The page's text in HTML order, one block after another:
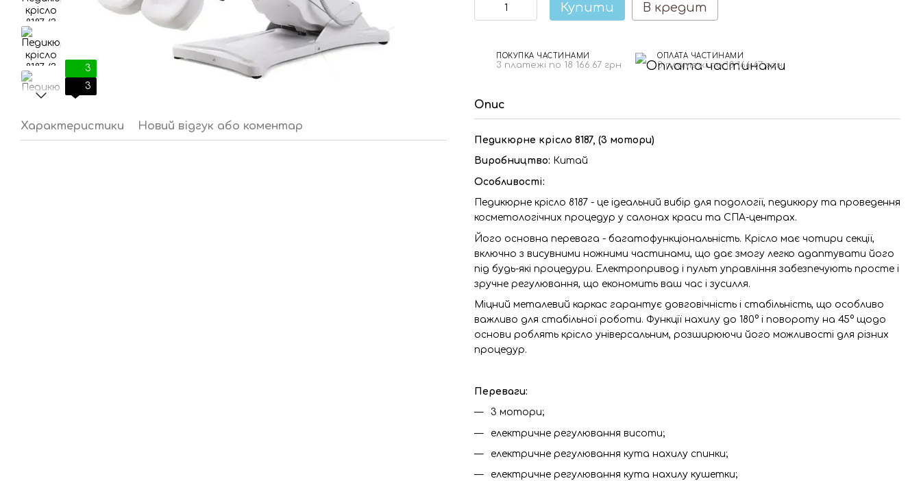
3
3
Характеристики Новий відгук або коментар
Купити В кредит
ПОКУПКА ЧАСТИНАМИ
3 платежі по 18 166.67 грн
ОПЛАТА ЧАСТИНАМИ
3 платежі по 18 166.67 грн
Опис
Педикюрне крісло 8187, (3 мотори)
Виробництво: Китай
Особливості:
Педикюрне крісло 8187 - це ідеальний вибір для подології, педикюру та проведення
косметологічних процедур у салонах краси та СПА-центрах.
Його основна перевага - багатофункціональність. Крісло має чотири секції,
включно з висувними ножними частинами, що дає змогу легко адаптувати його
під будь-які процедури. Електропривод і пульт управління забезпечують просте і
зручне регулювання, що економить ваш час і зусилля.
Міцний металевий каркас гарантує довговічність і стабільність, що особливо
важливо для стабільної роботи. Функції нахилу до 180° і повороту на 45° щодо
основи роблять крісло універсальним, розширюючи його можливості для різних
процедур.
Переваги:
3 мотори;
електричне регулювання висоти;
електричне регулювання кута нахилу спинки;
електричне регулювання кута нахилу кушетки;